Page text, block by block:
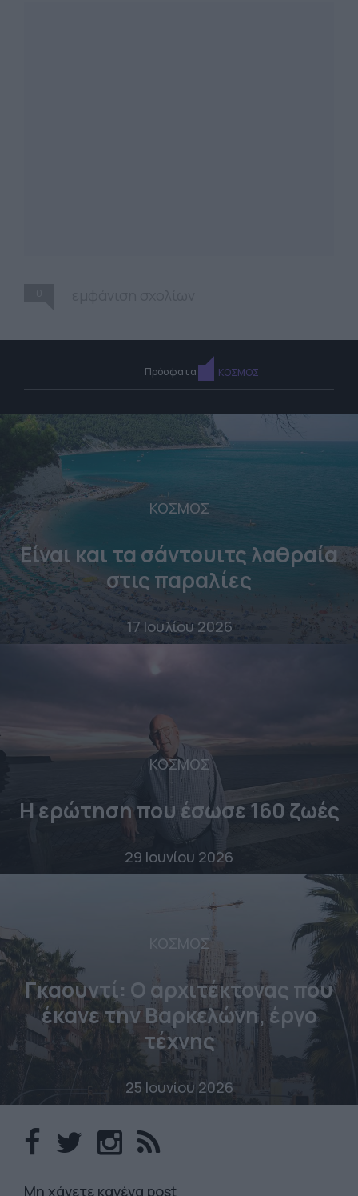
Πρόσφατα ΚΟΣΜΟΣ
ΚΟΣΜΟΣ
Είναι και τα σάντουιτς λαθραία
στις παραλίες
17 Ιουλίου 2026
ΚΟΣΜΟΣ
Η ερώτηση που έσωσε 160 ζωές
29 Ιουνίου 2026
ΚΟΣΜΟΣ
Γκαουντί: Ο αρχιτέκτονας που
έκανε την Βαρκελώνη, έργο
τέχνης
25 Ιουνίου 2026
Mη χάνετε κανένα post